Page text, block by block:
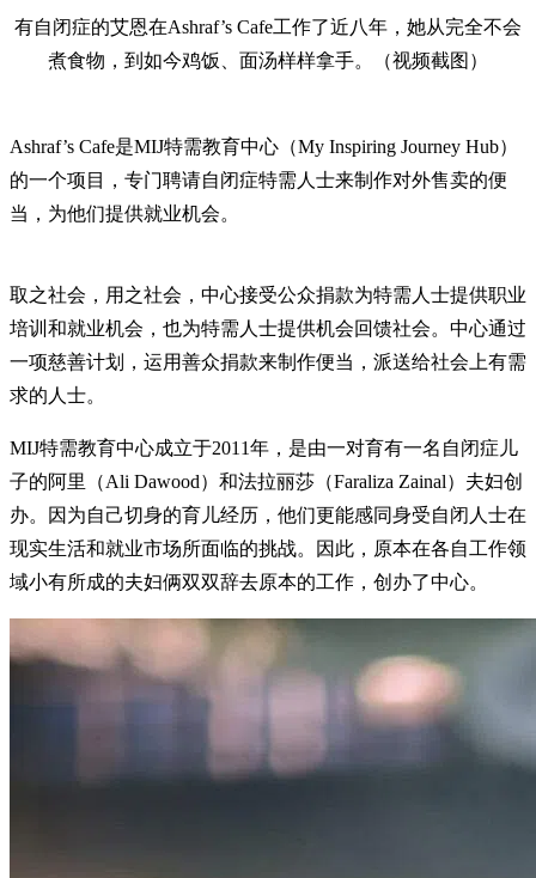
有自闭症的艾恩在Ashraf’s Cafe工作了近八年，她从完全不会
煮食物，到如今鸡饭、面汤样样拿手。（视频截图）
Ashraf’s Cafe是MIJ特需教育中心（My Inspiring Journey Hub）
的一个项目，专门聘请自闭症特需人士来制作对外售卖的便
当，为他们提供就业机会。
取之社会，用之社会，中心接受公众捐款为特需人士提供职业
培训和就业机会，也为特需人士提供机会回馈社会。中心通过
一项慈善计划，运用善众捐款来制作便当，派送给社会上有需
求的人士。
MIJ特需教育中心成立于2011年，是由一对育有一名自闭症儿
子的阿里（Ali Dawood）和法拉丽莎（Faraliza Zainal）夫妇创
办。因为自己切身的育儿经历，他们更能感同身受自闭人士在
现实生活和就业市场所面临的挑战。因此，原本在各自工作领
域小有所成的夫妇俩双双辞去原本的工作，创办了中心。